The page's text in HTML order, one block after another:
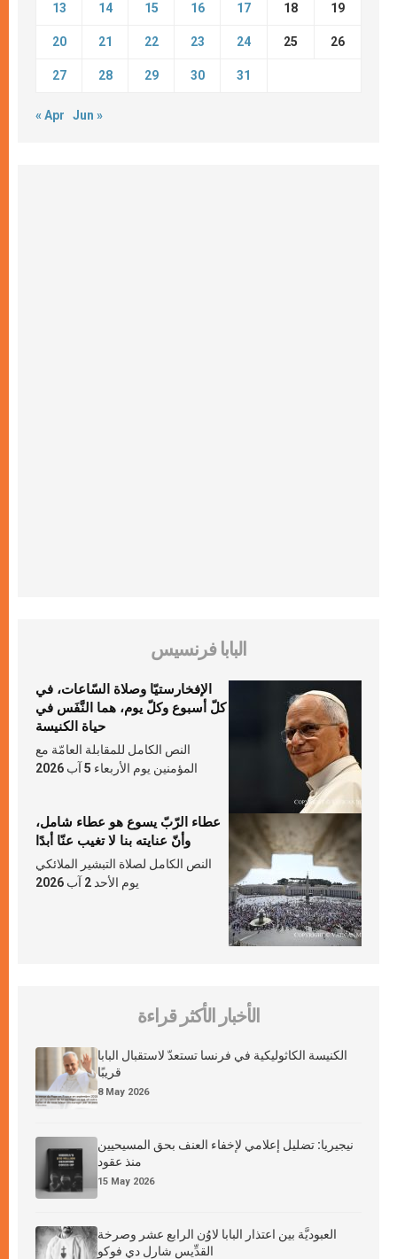
13 14 15 16 17 18 19
20 21 22 23 24 25 26
27 28 29 30 31
« Apr Jun »
البابا فرنسيس
الإفخارستيّا وصلاة السّاعات، في
كلّ أسبوع وكلّ يوم، هما النَّفَس في
حياة الكنيسة
النص الكامل للمقابلة العامّة مع
المؤمنين يوم الأربعاء 5 آب 2026
عطاء الرّبّ يسوع هو عطاء شامل،
وأنّ عنايته بنا لا تغيب عنّا أبدًا
النص الكامل لصلاة التبشير الملائكي
يوم الأحد 2 آب 2026
الأخبار الأكثر قراءة
الكنيسة الكاثوليكية في فرنسا تستعدّ لاستقبال البابا
قريبًا
8 May 2026
نيجيريا: تضليل إعلامي لإخفاء العنف بحق المسيحيين
منذ عقود
15 May 2026
العبوديَّة بين اعتذار البابا لاوُن الرابع عشر وصرخة
القدِّيس شارل دي فوكو